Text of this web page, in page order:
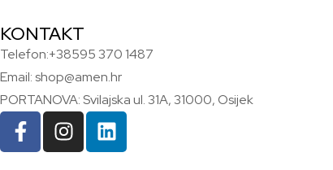
KONTAKT
Telefon:+38595 370 1487
Email: shop@amen.hr
PORTANOVA: Svilajska ul. 31A, 31000, Osijek